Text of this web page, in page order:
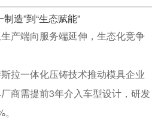
造”到“生态赋能”
产端向服务端延伸，生态化竞争
斯拉一体化压铸技术推动模具企业
商需提前3年介入车型设计，研发
。